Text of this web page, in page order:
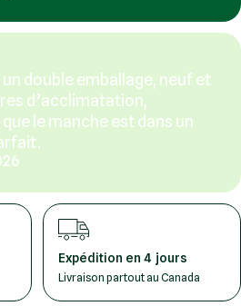
double emballage, neuf et
d’acclimatation,
le manche est dans un
Expédition en 4 jours
Livraison partout au Canada